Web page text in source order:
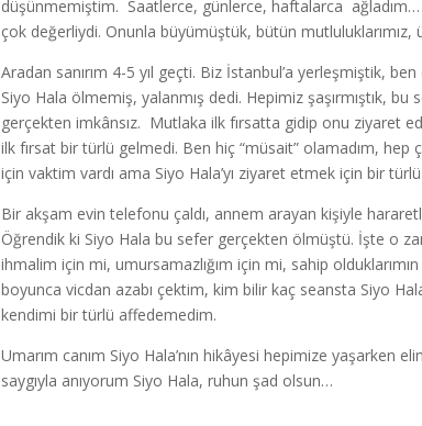
düşünmemiştim. Saatlerce, günlerce, haftalarca
çok değerliydi. Onunla büyümüştük, bütün
Aradan sanırım 4-5 yıl geçti. Biz İstanbul’a yerleşmiştik,
Siyo Hala ölmemiş, yalanmış dedi. Hepimiz şaşırmıştık,
gerçekten imkânsız. Mutlaka ilk fırsatta gidip onu ziyaret
ilk fırsat bir türlü gelmedi. Ben hiç “müsait” olamadım,
için vaktim vardı ama Siyo Hala’yı ziyaret etmek için bir
Bir akşam evin telefonu çaldı, annem arayan kişiyle
Öğrendik ki Siyo Hala bu sefer gerçekten ölmüştü. İşte o
ihmalim için mi, umursamazlığım için mi, sahip
boyunca vicdan azabı çektim, kim bilir kaç seansta Siyo
kendimi bir türlü affedemedim.
Umarım canım Siyo Hala’nın hikâyesi hepimize yaşarken
saygıyla anıyorum Siyo Hala, ruhun şad olsun…